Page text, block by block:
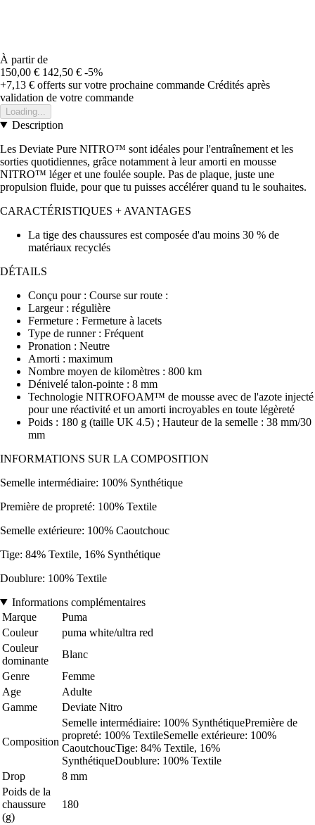
À partir de
150,00 € 142,50 € -5%
+7,13 € offerts sur votre prochaine commande Crédités après
validation de votre commande
Loading...
Description
Les Deviate Pure NITRO™ sont idéales pour l'entraînement et les
sorties quotidiennes, grâce notamment à leur amorti en mousse
NITRO™ léger et une foulée souple. Pas de plaque, juste une
propulsion fluide, pour que tu puisses accélérer quand tu le souhaites.
CARACTÉRISTIQUES + AVANTAGES
La tige des chaussures est composée d'au moins 30 % de
matériaux recyclés
DÉTAILS
Conçu pour : Course sur route :
Largeur : régulière
Fermeture : Fermeture à lacets
Type de runner : Fréquent
Pronation : Neutre
Amorti : maximum
Nombre moyen de kilomètres : 800 km
Dénivelé talon-pointe : 8 mm
Technologie NITROFOAM™ de mousse avec de l'azote injecté
pour une réactivité et un amorti incroyables en toute légèreté
Poids : 180 g (taille UK 4.5) ; Hauteur de la semelle : 38 mm/30
mm
INFORMATIONS SUR LA COMPOSITION
Semelle intermédiaire: 100% Synthétique
Première de propreté: 100% Textile
Semelle extérieure: 100% Caoutchouc
Tige: 84% Textile, 16% Synthétique
Doublure: 100% Textile
Informations complémentaires
Marque
Puma
Couleur
puma white/ultra red
Couleur
dominante
Blanc
Genre
Femme
Age
Adulte
Gamme
Deviate Nitro
Composition
Semelle intermédiaire: 100% SynthétiquePremière de
propreté: 100% TextileSemelle extérieure: 100%
CaoutchoucTige: 84% Textile, 16%
SynthétiqueDoublure: 100% Textile
Drop
8 mm
Poids de la
chaussure
(g)
180